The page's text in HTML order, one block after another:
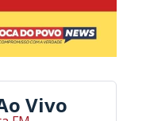
Vivo